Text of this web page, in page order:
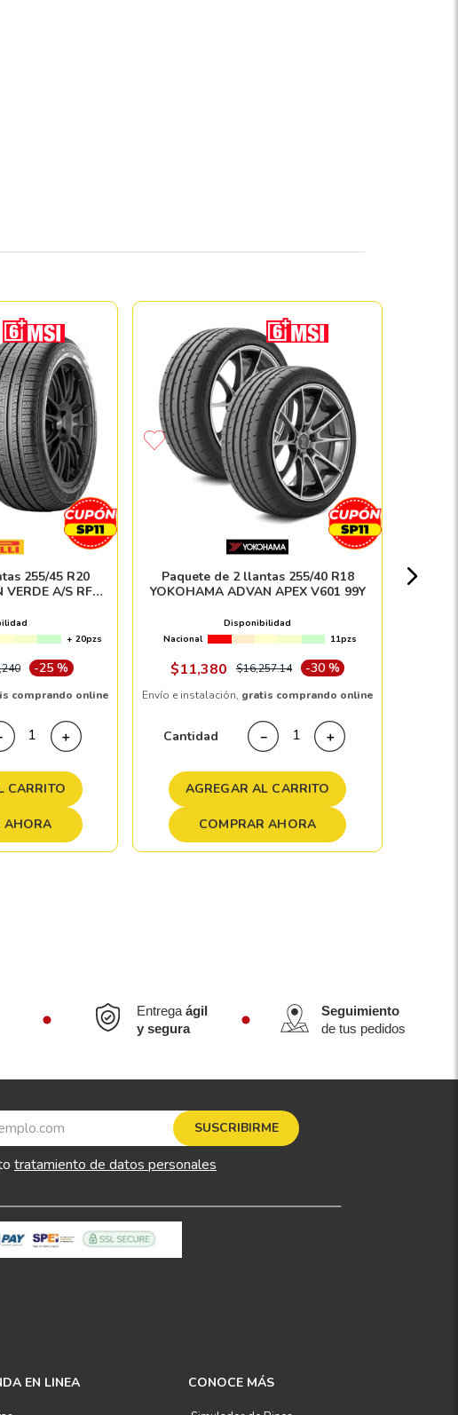
255/45 R20
VERDE A/S RFT
+ 20pzs
240 -25 %
comprando online
＋
CARRITO
AHORA
Paquete de 2 llantas 255/40 R18
YOKOHAMA ADVAN APEX V601 99Y
Disponibilidad
Nacional
11pzs
$11,380 $16,257.14 -30 %
Envío e instalación, gratis comprando online
Cantidad ＋
－
AGREGAR AL CARRITO
COMPRAR AHORA
Entregaágil
y segura
Seguimiento
de tus pedidos
SUSCRIBIRME
tratamiento de datos personales
EN LINEA CONOCE MÁS